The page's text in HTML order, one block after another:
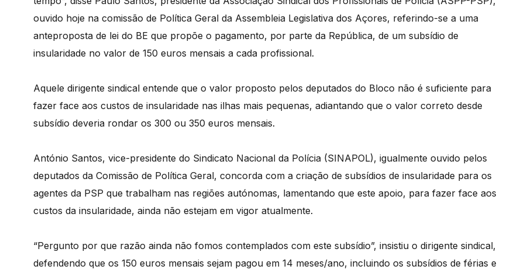
ouvido hoje na comissão de Política Geral da Assembleia Legislativa dos Açores, referindo-se a uma
anteproposta de lei do BE que propõe o pagamento, por parte da República, de um subsídio de
insularidade no valor de 150 euros mensais a cada profissional.
Aquele dirigente sindical entende que o valor proposto pelos deputados do Bloco não é suficiente para
fazer face aos custos de insularidade nas ilhas mais pequenas, adiantando que o valor correto desde
subsídio deveria rondar os 300 ou 350 euros mensais.
António Santos, vice-presidente do Sindicato Nacional da Polícia (SINAPOL), igualmente ouvido pelos
deputados da Comissão de Política Geral, concorda com a criação de subsídios de insularidade para os
agentes da PSP que trabalham nas regiões autónomas, lamentando que este apoio, para fazer face aos
custos da insularidade, ainda não estejam em vigor atualmente.
“Pergunto por que razão ainda não fomos contemplados com este subsídio”, insistiu o dirigente sindical,
defendendo que os 150 euros mensais sejam pagou em 14 meses/ano, incluindo os subsídios de férias e